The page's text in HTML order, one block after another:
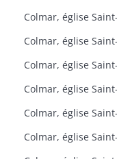
Colmar, église
Colmar, église
Colmar, église
Colmar, église